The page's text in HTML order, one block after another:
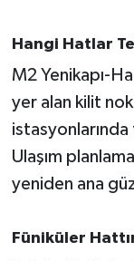
Hangi Hatlar
M2 Yenikapı-
yer alan kilit
Ulaşım
yeniden ana
Füniküler
Resmi
SAĞLIK
Savaştepe